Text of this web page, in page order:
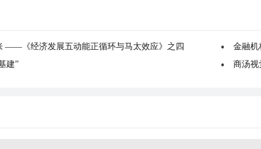
——《经济发展五动能正循环与马太效应》之四
金融机
建”
商汤